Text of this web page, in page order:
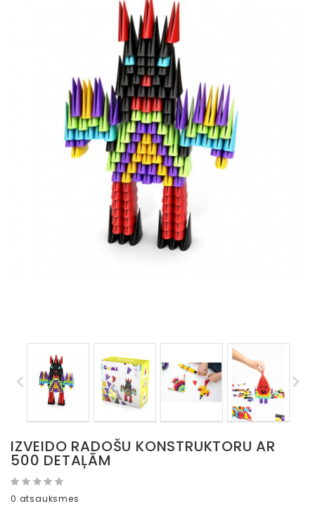
IZVEIDO RADOŠU KONSTRUKTORU AR
500 DETAĻĀM
0 atsauksmes